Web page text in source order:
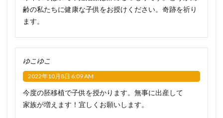
齢の私たちに健康な子供をお授けください。奇跡を祈り
ます。
ゆこゆこ
2022年10月8日 6:09 AM
今度の胚移植で子供を授かります。無事に出産して
家族が増えます！宜しくお願いします。